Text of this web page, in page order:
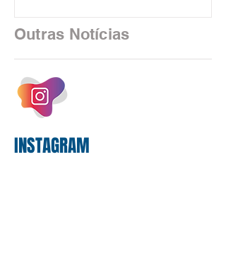
as federações que compõem a mesa de
negociações das empregadas e dos
empregados exigiram que a Caixa refaça
os cálculos e apresente uma nova
proposta. O entendimento é que a
proposta
Outras Notícias
INSTAGRAM